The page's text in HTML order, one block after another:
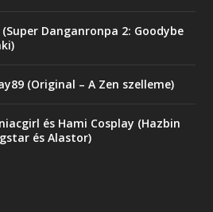
Danganronpa 2: Goodybe
(Original – A Zen szelleme)
és Hami Cosplay (Hazbin
és Alastor)